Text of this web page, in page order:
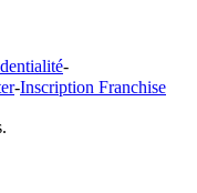
-
-Inscription Franchise